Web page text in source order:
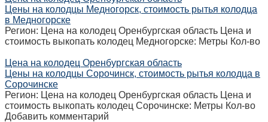
Цены на колодцы Медногорск, стоимость рытья колодца
в Медногорске
Регион: Цена на колодец Оренбургская область Цена и
стоимость выкопать колодец Медногорске: Метры Кол-во
Цена на колодец Оренбургская область
Цены на колодцы Сорочинск, стоимость рытья колодца в
Сорочинске
Регион: Цена на колодец Оренбургская область Цена и
стоимость выкопать колодец Сорочинске: Метры Кол-во
Добавить комментарий